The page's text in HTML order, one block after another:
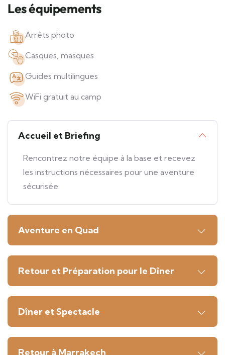
Les équipements
Arrêts photo
Casques, masques
Guides multilingues
WiFi gratuit au camp
Accueil et Briefing
Rencontrez notre équipe à la base et recevez
les instructions nécessaires pour une aventure
sécurisée.
Aventure en Quad
Retour et Préparation pour le Dîner
Dîner et Spectacle
Retour à Marrakech